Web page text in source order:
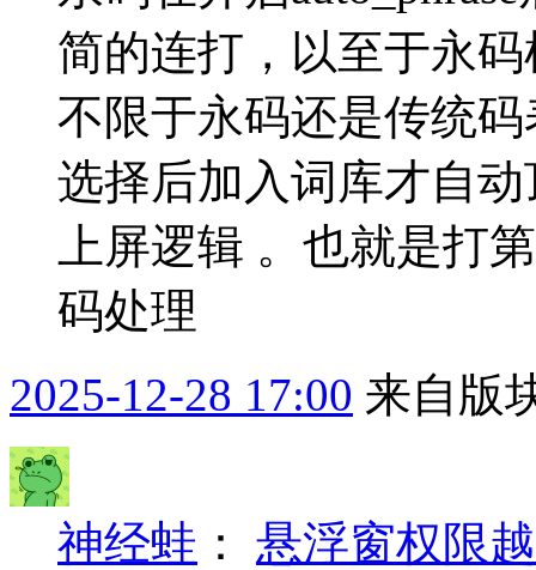
简的连打，以至于永
不限于永码还是传统
选择后加入词库才自
上屏逻辑 。也就是打
码处理
2025-12-28 17:00 来自版
神经蛙 ： 悬浮窗权限